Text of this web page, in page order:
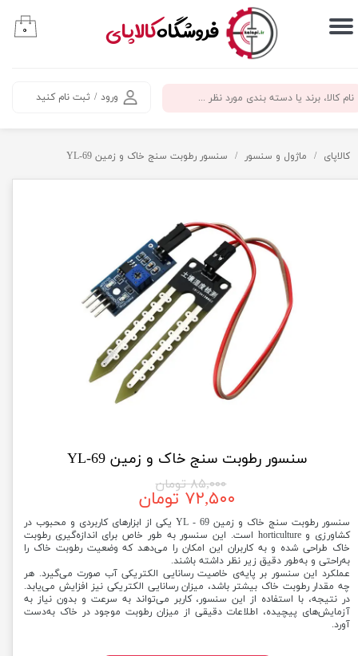
​فروشگاهکالاپای
ورود / ثبت نام کنید
حساب کاربری من
سفارشات
۰
کالاپای ماژول و سنسور سنسور رطوبت سنج خاک و زمین YL-69
سنسور رطوبت سنج خاک و زمین YL-69
۸۵,۰۰۰ تومان
۷۲,۵۰۰ تومان
سنسور رطوبت سنج خاک و زمین YL - 69 یکی از ابزارهای کاربردی و محبوب در
کشاورزی و horticulture است. این سنسور به طور خاص برای اندازه‌گیری رطوبت
خاک طراحی شده و به کاربران این امکان را می‌دهد که وضعیت رطوبت خاک را
به‌راحتی و به‌طور دقیق زیر نظر داشته باشند.
عملکرد این سنسور بر پایه‌ی خاصیت رسانایی الکتریکی آب صورت می‌گیرد. هر
چه مقدار رطوبت خاک بیشتر باشد، میزان رسانایی الکتریکی نیز افزایش می‌یابد.
در نتیجه، با استفاده از این سنسور، کاربر می‌تواند به سرعت و بدون نیاز به
آزمایش‌های پیچیده، اطلاعات دقیقی از میزان رطوبت موجود در خاک به‌دست
آورد.